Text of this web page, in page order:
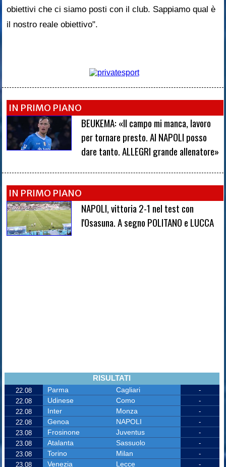
obiettivi che ci siamo posti con il club. Sappiamo qual è
il nostro reale obiettivo".
IN PRIMO PIANO
BEUKEMA: «Il campo mi manca, lavoro
per tornare presto. Al NAPOLI posso
dare tanto. ALLEGRI grande allenatore»
IN PRIMO PIANO
NAPOLI, vittoria 2-1 nel test con
l'Osasuna. A segno POLITANO e LUCCA
RISULTATI
22.08 Parma Cagliari
-
22.08
Udinese Como
-
22.08
Inter Monza
-
22.08
Genoa NAPOLI
-
23.08
Frosinone Juventus
-
23.08
Atalanta Sassuolo
-
23.08
Torino Milan
-
23.08
Venezia Lecce
-